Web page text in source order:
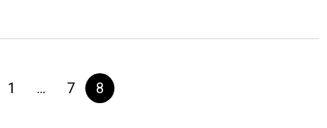
1 … 7 8